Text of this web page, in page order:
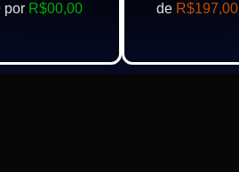
por R$00,00 de R$197,00